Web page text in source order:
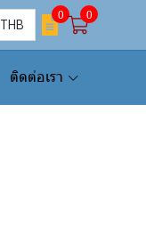
THB
0 0
ติดต่อเรา